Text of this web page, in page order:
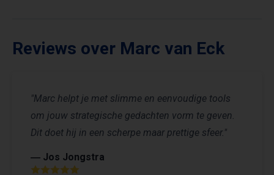
Reviews over Marc van Eck
"Marc helpt je met slimme en eenvoudige tools
om jouw strategische gedachten vorm te geven.
Dit doet hij in een scherpe maar prettige sfeer."
― Jos Jongstra